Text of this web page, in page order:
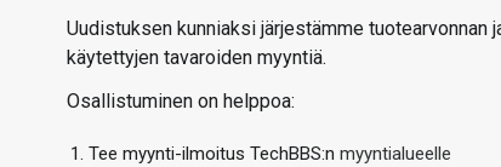
Uudistuksen kunniaksi järjestämme tuotearvonnan
käytettyjen tavaroiden myyntiä.
Osallistuminen on helppoa:
Tee myynti-ilmoitus TechBBS:n myyntialueelle